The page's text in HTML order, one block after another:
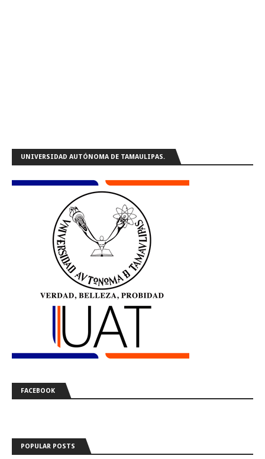
UNIVERSIDAD AUTÓNOMA DE TAMAULIPAS.
FACEBOOK
POPULAR POSTS